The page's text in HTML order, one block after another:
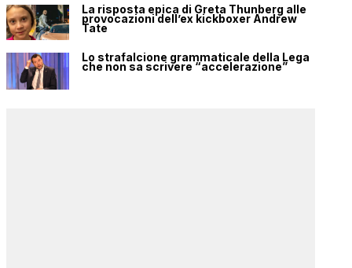
La risposta epica di Greta Thunberg alle
provocazioni dell’ex kickboxer Andrew
Tate
Lo strafalcione grammaticale della Lega
che non sa scrivere “accelerazione”